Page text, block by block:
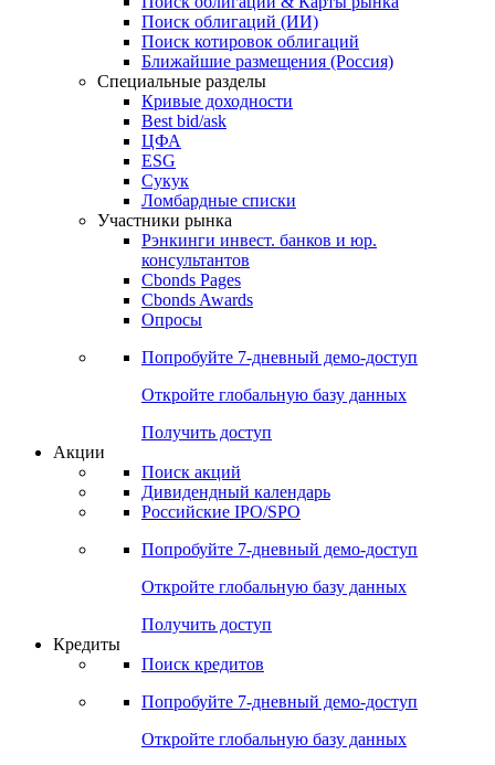
Поиск облигаций (ИИ)
Поиск котировок облигаций
Ближайшие размещения (Россия)
Специальные разделы
Кривые доходности
Best bid/ask
ЦФА
ESG
Сукук
Ломбардные списки
Участники рынка
Рэнкинги инвест. банков и юр.
консультантов
Cbonds Pages
Cbonds Awards
Опросы
Попробуйте 7-дневный демо-доступ
Откройте глобальную базу данных
Получить доступ
Акции
Поиск акций
Дивидендный календарь
Российские IPO/SPO
Попробуйте 7-дневный демо-доступ
Откройте глобальную базу данных
Получить доступ
Кредиты
Поиск кредитов
Попробуйте 7-дневный демо-доступ
Откройте глобальную базу данных